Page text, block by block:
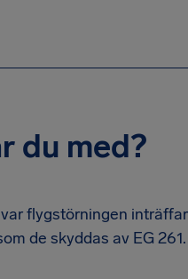
du med?
flygstörningen
de skyddas av EG 261.